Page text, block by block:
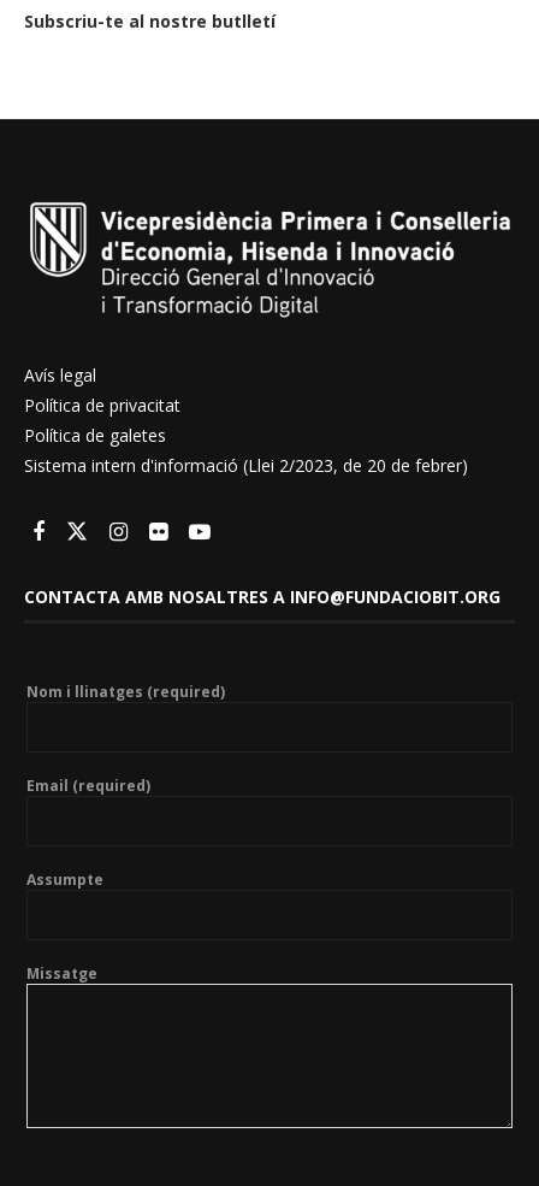
Subscriu-te al nostre butlletí
Avís legal
Política de privacitat
Política de galetes
Sistema intern d'informació (Llei 2/2023, de 20 de febrer)
CONTACTA AMB NOSALTRES A INFO@FUNDACIOBIT.ORG
Nom i llinatges (required)
Email (required)
Assumpte
Missatge